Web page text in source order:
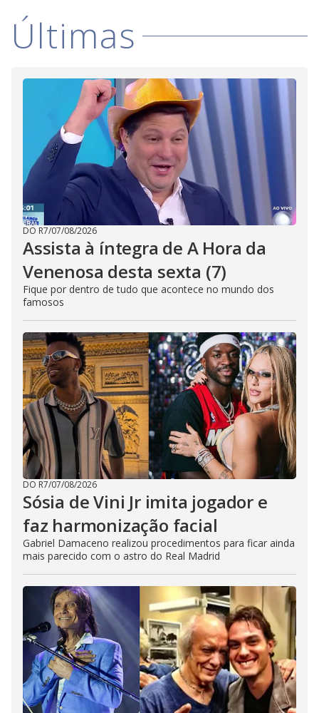
Últimas
DO R7/07/08/2026
Assista à íntegra de A Hora da
Venenosa desta sexta (7)
Fique por dentro de tudo que acontece no mundo dos
famosos
DO R7/07/08/2026
Sósia de Vini Jr imita jogador e
faz harmonização facial
Gabriel Damaceno realizou procedimentos para ficar ainda
mais parecido com o astro do Real Madrid